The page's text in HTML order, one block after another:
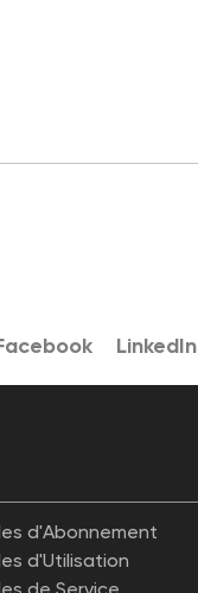
LinkedIn
d'Abonnement
d'Utilisation